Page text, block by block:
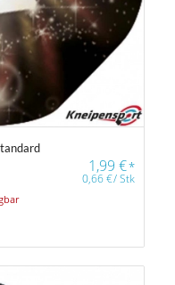
1,99€*
0,66€/Stk